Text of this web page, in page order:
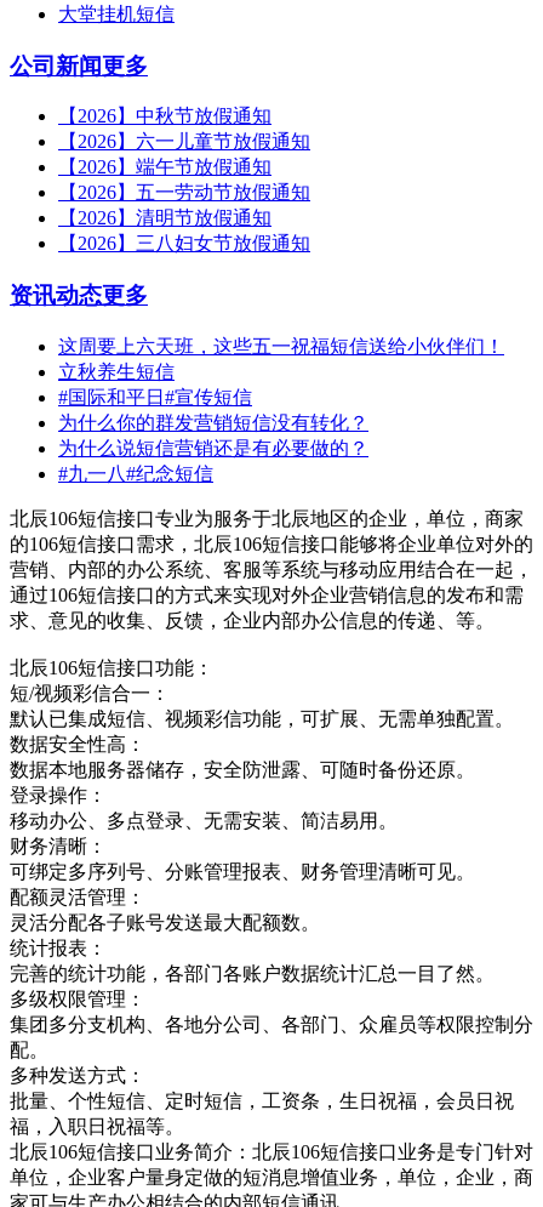
大堂挂机短信
公司新闻更多
【2026】中秋节放假通知
【2026】六一儿童节放假通知
【2026】端午节放假通知
【2026】五一劳动节放假通知
【2026】清明节放假通知
【2026】三八妇女节放假通知
资讯动态更多
这周要上六天班，这些五一祝福短信送给小伙伴们！
立秋养生短信
#国际和平日#宣传短信
为什么你的群发营销短信没有转化？
为什么说短信营销还是有必要做的？
#九一八#纪念短信
北辰106短信接口专业为服务于北辰地区的企业，单位，商家
的106短信接口需求，北辰106短信接口能够将企业单位对外的
营销、内部的办公系统、客服等系统与移动应用结合在一起，
通过106短信接口的方式来实现对外企业营销信息的发布和需
求、意见的收集、反馈，企业内部办公信息的传递、等。
北辰106短信接口功能：
短/视频彩信合一：
默认已集成短信、视频彩信功能，可扩展、无需单独配置。
数据安全性高：
数据本地服务器储存，安全防泄露、可随时备份还原。
登录操作：
移动办公、多点登录、无需安装、简洁易用。
财务清晰：
可绑定多序列号、分账管理报表、财务管理清晰可见。
配额灵活管理：
灵活分配各子账号发送最大配额数。
统计报表：
完善的统计功能，各部门各账户数据统计汇总一目了然。
多级权限管理：
集团多分支机构、各地分公司、各部门、众雇员等权限控制分
配。
多种发送方式：
批量、个性短信、定时短信，工资条，生日祝福，会员日祝
福，入职日祝福等。
北辰106短信接口业务简介：北辰106短信接口业务是专门针对
单位，企业客户量身定做的短消息增值业务，单位，企业，商
家可与生产办公相结合的内部短信通讯，